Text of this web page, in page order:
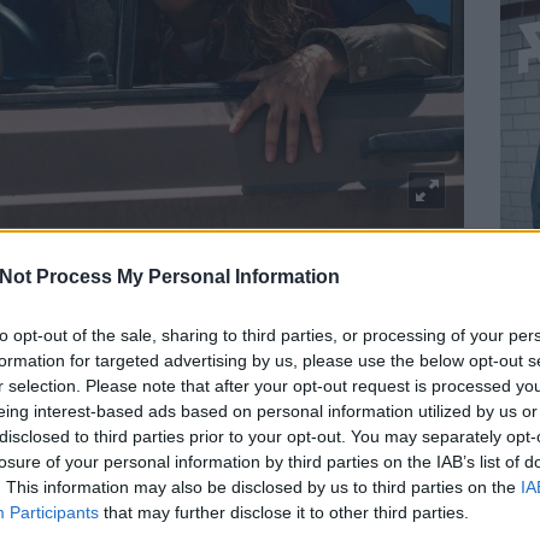
Process My Personal Information
opt-out of the sale, sharing to third parties, or processing of your
for targeted advertising by us, please use the below opt-out
selection. Please note that after your opt-out request is processed
interest-based ads based on personal information utilized by us
to third parties prior to your opt-out. You may separately
of your personal information by third parties on the IAB’s list of
This information may also be disclosed by us to third parties on the
Participants that may further disclose it to other third parties.
sokat az elmúlt néhány évben, de már az
szexelő kamaszokról megöregedett, és megváltozott
már rég elballagtak a gimiből, a helyüket még mindig
keveredett, Nate ( Jacob Elordi) és a tradwife-osodott
készülnek, Jules ( Hunter Schafer ) nagyvárosi életet él, míg
) Hollywoodban próbálnak meg érvényesülni. A harmadik évad
összeáll, ha nem is teljesen egyenletesen.
sorozat alkotója,
Sam Levinson
szinte maradéktalanul
első két évad olyan jól működött. Az egyetlen komoly
felejthető western-utóérzései váltották fel. A forma viszont